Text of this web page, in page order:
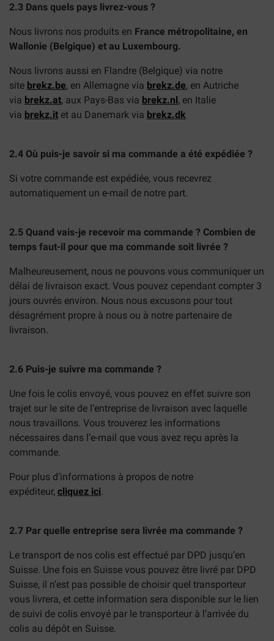
2.3 Dans quels pays livrez-vous ?
Nous livrons nos produits en France métropolitaine, en
Wallonie (Belgique) et au Luxembourg.
Nous livrons aussi en Flandre (Belgique) via notre
site brekz.be, en Allemagne via brekz.de, en Autriche
via brekz.at, aux Pays-Bas via brekz.nl, en Italie
via brekz.it et au Danemark via brekz.dk
2.4 Où puis-je savoir si ma commande a été expédiée ?
Si votre commande est expédiée, vous recevrez
automatiquement un e-mail de notre part.
2.5 Quand vais-je recevoir ma commande ? Combien de
temps faut-il pour que ma commande soit livrée ?
Malheureusement, nous ne pouvons vous communiquer un
délai de livraison exact. Vous pouvez cependant compter 3
jours ouvrés environ. Nous nous excusons pour tout
désagrément propre à nous ou à notre partenaire de
livraison.
2.6 Puis-je suivre ma commande ?
Une fois le colis envoyé, vous pouvez en effet suivre son
trajet sur le site de l’entreprise de livraison avec laquelle
nous travaillons. Vous trouverez les informations
nécessaires dans l’e-mail que vous avez reçu après la
commande.
Pour plus d’informations à propos de notre
expéditeur, cliquez ici.
2.7 Par quelle entreprise sera livrée ma commande ?
Le transport de nos colis est effectué par DPD jusqu’en
Suisse. Une fois en Suisse vous pouvez être livré par DPD
Suisse, il n’est pas possible de choisir quel transporteur
vous livrera, et cette information sera disponible sur le lien
de suivi de colis envoyé par le transporteur à l’arrivée du
colis au dépôt en Suisse.